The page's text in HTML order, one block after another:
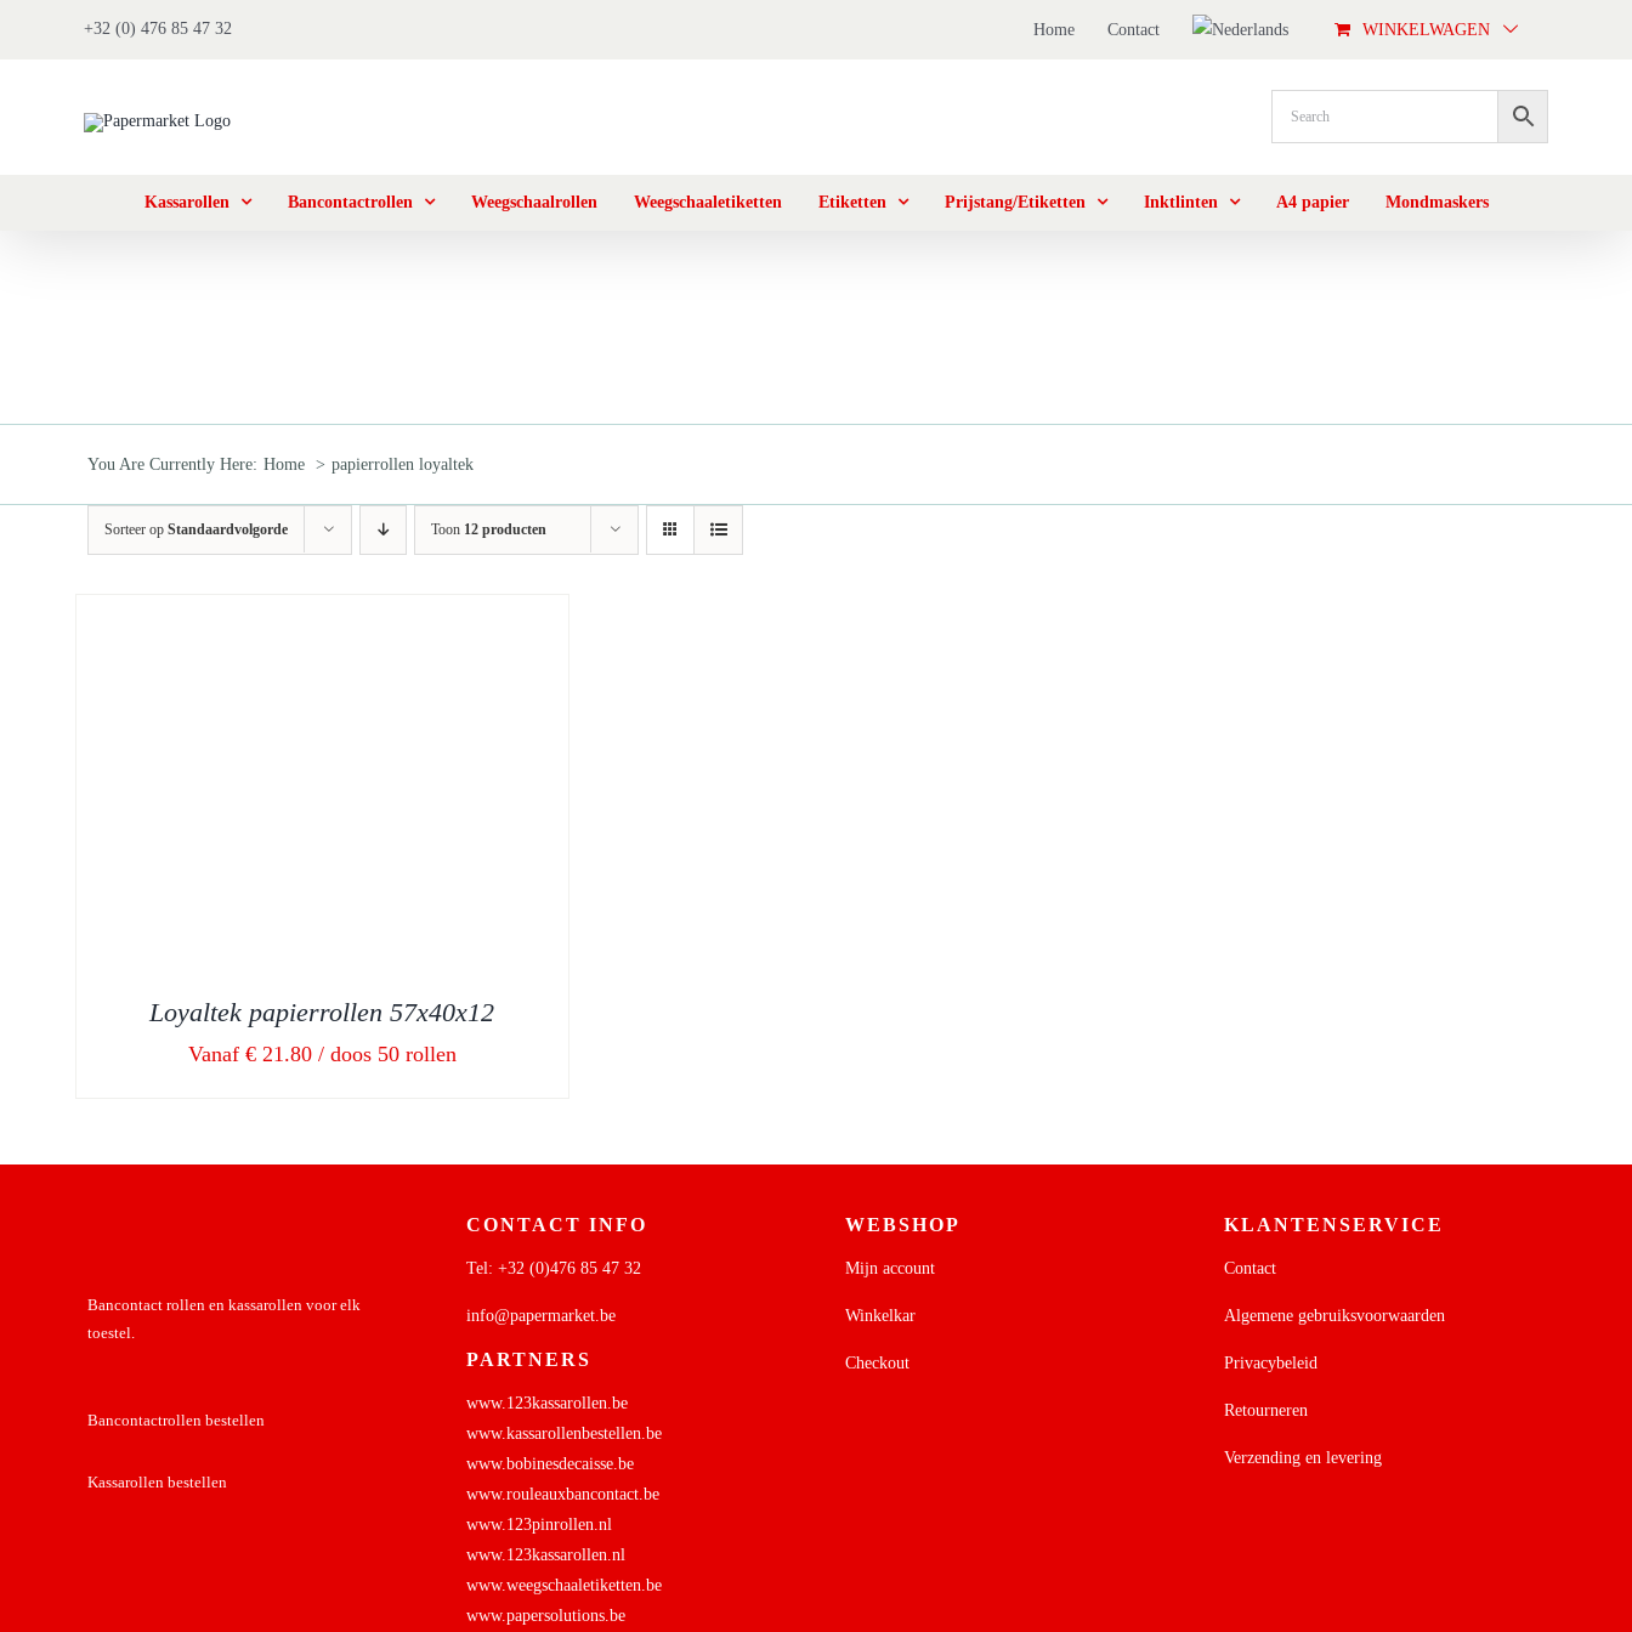
+32 (0) 476 85 47 32 Home Contact WINKELWAGEN
Kassarollen Bancontactrollen Weegschaalrollen Weegschaaletiketten Etiketten Prijstang/Etiketten Inktlinten A4 papier Mondmaskers
You Are Currently Here: Home papierrollen loyaltek
Sorteer op Standaardvolgorde Toon 12 producten
Loyaltek papierrollen 57x40x12
Vanaf € 21.80 / doos 50 rollen
Bancontact rollen en kassarollen voor elk
toestel.
Bancontactrollen bestellen
Kassarollen bestellen
CONTACT INFO
Tel: +32 (0)476 85 47 32
info@papermarket.be
PARTNERS
www.123kassarollen.be
www.kassarollenbestellen.be
www.bobinesdecaisse.be
www.rouleauxbancontact.be
www.123pinrollen.nl
www.123kassarollen.nl
www.weegschaaletiketten.be
www.papersolutions.be
WEBSHOP
Mijn account
Winkelkar
Checkout
KLANTENSERVICE
Contact
Algemene gebruiksvoorwaarden
Privacybeleid
Retourneren
Verzending en levering